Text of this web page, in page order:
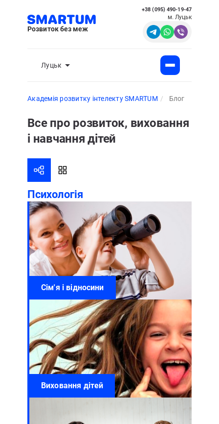
Розвиток без меж
Луцьк
+38 (095) 490-19-47
м. Луцьк
Академія розвитку інтелекту SMARTUM Блог
Все про розвиток, виховання
і навчання дітей
Психологія
Сім'я і відносини
Виховання дітей